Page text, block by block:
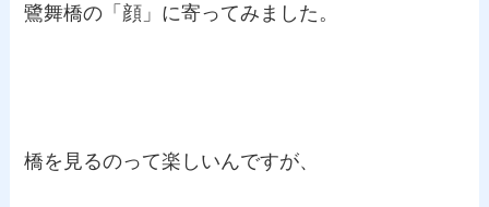
鷺舞橋の「顔」に寄ってみました。
橋を見るのって楽しいんですが、